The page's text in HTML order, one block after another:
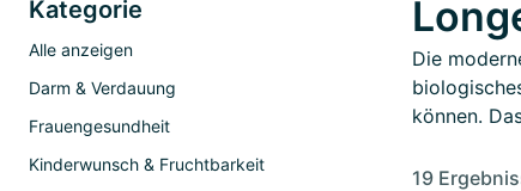
Die
können.
19
Kategorie
Alle anzeigen
Darm & Verdauung
Frauengesundheit
Kinderwunsch & Fruchtbarkeit